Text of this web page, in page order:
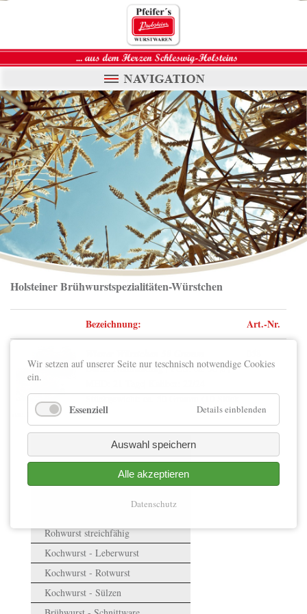
Holsteiner Brühwurstspezialitäten-Würstchen
Bezeichnung: Art.-Nr.
Darm: Natursaitling | FGS: ca. 30% |
Stückgewicht: ca. 50 Gramm (10 Stück
überspringen
Rohwurst streichfähig
Kochwurst - Leberwurst
Kochwurst - Rotwurst
Kochwurst - Sülzen
Wir setzen auf unserer Seite nur teschnisch notwendige Cookies
ein.
Essenziell Details einblenden
Auswahl speichern
Alle akzeptieren
Datenschutz